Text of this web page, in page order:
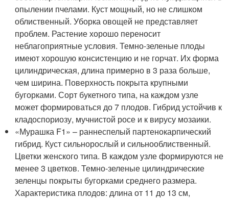
опылении пчелами. Куст мощный, но не слишком
облиственный. Уборка овощей не представляет
проблем. Растение хорошо переносит
неблагоприятные условия. Темно-зеленые плоды
имеют хорошую консистенцию и не горчат. Их форма
цилиндрическая, длина примерно в 3 раза больше,
чем ширина. Поверхность покрыта крупными
бугорками. Сорт букетного типа, на каждом узле
может формироваться до 7 плодов. Гибрид устойчив к
кладоспориозу, мучнистой росе и к вирусу мозаики.
«Мурашка F1» – раннеспелый партенокарпический
гибрид. Куст сильнорослый и сильнооблиственный.
Цветки женского типа. В каждом узле формируются не
менее 3 цветков. Темно-зеленые цилиндрические
зеленцы покрыты бугорками среднего размера.
Характеристика плодов: длина от 11 до 13 см,